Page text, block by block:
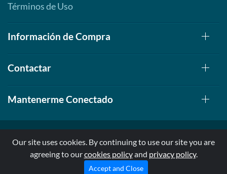
Términos de Uso
Información de Compra
Contactar
Mantenerme Conectado
© 1999-2026, AllStarHealth.com | All Rights Reserved
* Estas declaraciones no han sido evaluadas por la FDA
Our site uses cookies. By continuing to use our site you are
agreeing to ourcookies policyand privacy policy.
Accept and Close